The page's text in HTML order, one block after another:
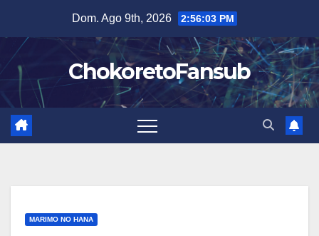
contenuto
Dom. Ago 9th, 2026 2:56:04 PM
ChokoretoFansub
MARIMO NO HANA